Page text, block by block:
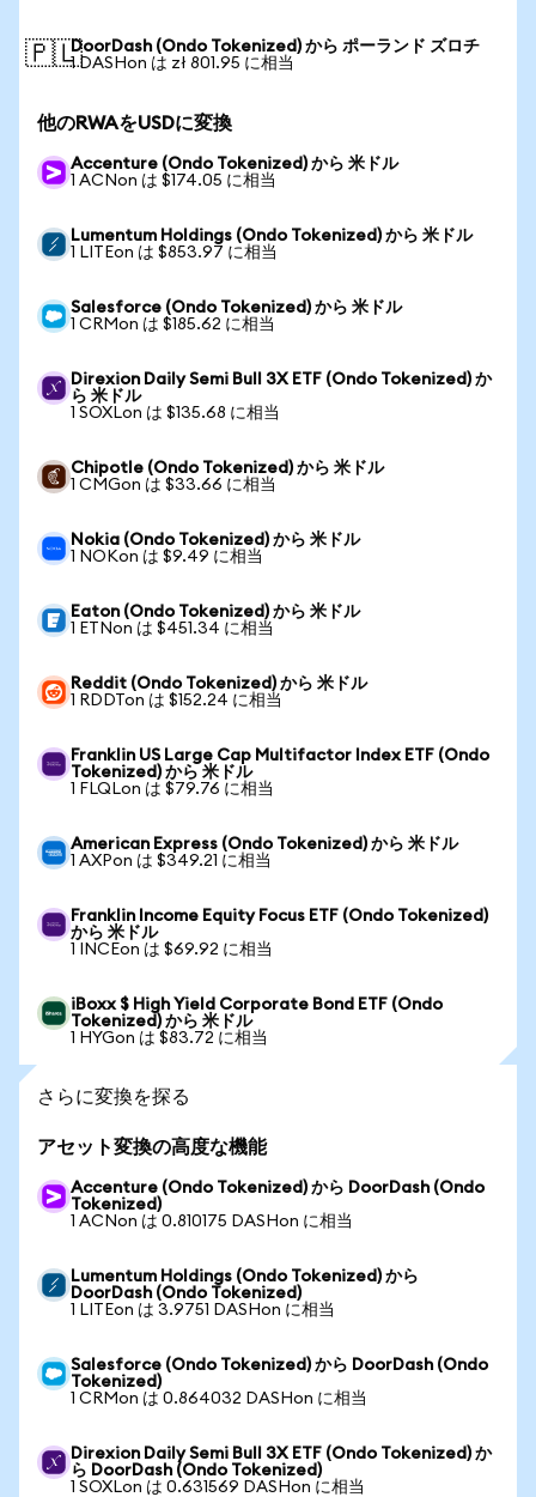
🇵🇱DoorDash (Ondo Tokenized) から ポーランド ズロチ
1 DASHon は zł 801.95 に相当
他のRWAをUSDに変換
Accenture (Ondo Tokenized) から 米ドル
1 ACNon は $174.05 に相当
Lumentum Holdings (Ondo Tokenized) から 米ドル
1 LITEon は $853.97 に相当
Salesforce (Ondo Tokenized) から 米ドル
1 CRMon は $185.62 に相当
Direxion Daily Semi Bull 3X ETF (Ondo Tokenized) か
ら 米ドル
1 SOXLon は $135.68 に相当
Chipotle (Ondo Tokenized) から 米ドル
1 CMGon は $33.66 に相当
Nokia (Ondo Tokenized) から 米ドル
1 NOKon は $9.49 に相当
Eaton (Ondo Tokenized) から 米ドル
1 ETNon は $451.34 に相当
Reddit (Ondo Tokenized) から 米ドル
1 RDDTon は $152.24 に相当
Franklin US Large Cap Multifactor Index ETF (Ondo
Tokenized) から 米ドル
1 FLQLon は $79.76 に相当
American Express (Ondo Tokenized) から 米ドル
1 AXPon は $349.21 に相当
Franklin Income Equity Focus ETF (Ondo Tokenized)
から 米ドル
1 INCEon は $69.92 に相当
iBoxx $ High Yield Corporate Bond ETF (Ondo
Tokenized) から 米ドル
1 HYGon は $83.72 に相当
さらに変換を探る
アセット変換の高度な機能
Accenture (Ondo Tokenized) から DoorDash (Ondo
Tokenized)
1 ACNon は 0.810175 DASHon に相当
Lumentum Holdings (Ondo Tokenized) から
DoorDash (Ondo Tokenized)
1 LITEon は 3.9751 DASHon に相当
Salesforce (Ondo Tokenized) から DoorDash (Ondo
Tokenized)
1 CRMon は 0.864032 DASHon に相当
Direxion Daily Semi Bull 3X ETF (Ondo Tokenized) か
ら DoorDash (Ondo Tokenized)
1 SOXLon は 0.631569 DASHon に相当